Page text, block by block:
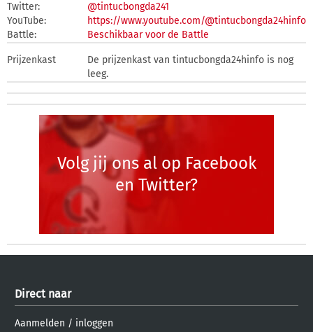
Twitter:
@tintucbongda241
YouTube:
https://www.youtube.com/@tintucbongda24hinfo
Battle:
Beschikbaar voor de Battle
Prijzenkast
De prijzenkast van tintucbongda24hinfo is nog
leeg.
Volg jij ons al op Facebook
en Twitter?
Direct naar
Aanmelden / inloggen